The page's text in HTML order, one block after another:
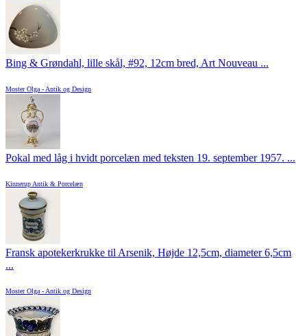
Bing & Grøndahl, lille skål, #92, 12cm bred, Art Nouveau ...
Moster Olga - Antik og Design
Pokal med låg i hvidt porcelæn med teksten 19. september 1957. ...
Kinnerup Antik & Porcelæn
Fransk apotekerkrukke til Arsenik, Højde 12,5cm, diameter 6,5cm
...
Moster Olga - Antik og Design